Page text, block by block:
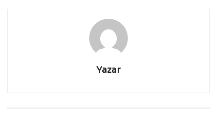
Yazar